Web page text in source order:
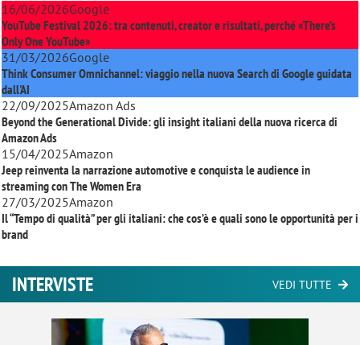
16/06/2026Google
YouTube Festival 2026: tra contenuti, creator e risultati, perché «There’s
Only One YouTube»
31/03/2026Google
Think Consumer Omnichannel: viaggio nella nuova Search di Google guidata
dall'AI
22/09/2025Amazon Ads
Beyond the Generational Divide: gli insight italiani della nuova ricerca di
Amazon Ads
15/04/2025Amazon
Jeep reinventa la narrazione automotive e conquista le audience in
streaming conThe Women Era
27/03/2025Amazon
Il “Tempo di qualità” per gli italiani: che cos’è e quali sono le opportunità per i
brand
INTERVISTE VEDI TUTTE